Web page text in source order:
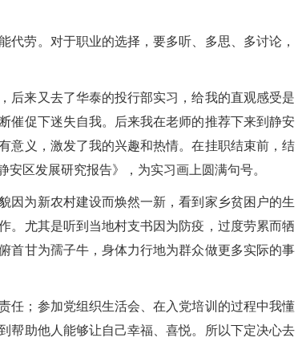
劳。对于职业的选择，要多听、多思、多讨论，
后来又去了华泰的投行部实习，给我的直观感受是
催促下迷失自我。后来我在老师的推荐下来到静安
意义，激发了我的兴趣和热情。在挂职结束前，结
区发展研究报告》，为实习画上圆满句号。
因为新农村建设而焕然一新，看到家乡贫困户的生
。尤其是听到当地村支书因为防疫，过度劳累而牺
首甘为孺子牛，身体力行地为群众做更多实际的事
任；参加党组织生活会、在入党培训的过程中我懂
帮助他人能够让自己幸福、喜悦。所以下定决心去